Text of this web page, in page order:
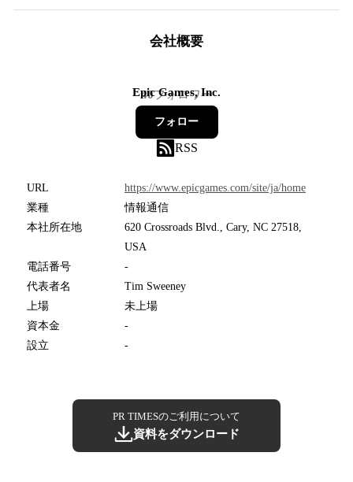
会社概要
Epic Games, Inc.
40フォロワー
フォロー
RSS
URL
https://www.epicgames.com/site/ja/home
業種
情報通信
本社所在地
620 Crossroads Blvd., Cary, NC 27518,
USA
電話番号
-
代表者名
Tim Sweeney
上場
未上場
資本金
-
設立
-
PR TIMESのご利用について
資料をダウンロード